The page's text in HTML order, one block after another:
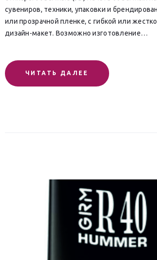
сувениров, техники, упаковки и
или прозрачной пленке, с гибкой или
дизайн-макет. Возможно изготовление…
ЧИТАТЬ ДАЛЕЕ